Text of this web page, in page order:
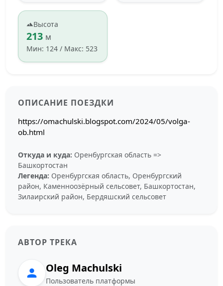
Высота
213 м
Мин: 124 / Макс: 523
ОПИСАНИЕ ПОЕЗДКИ
https://omachulski.blogspot.com/2024/05/volga-
ob.html
Откуда и куда: Оренбургская область =>
Башкортостан
Легенда: Оренбургская область, Оренбургский
район, Каменноозёрный сельсовет, Башкортостан,
Зилаирский район, Бердяшский сельсовет
АВТОР ТРЕКА
Oleg Machulski
Пользователь платформы